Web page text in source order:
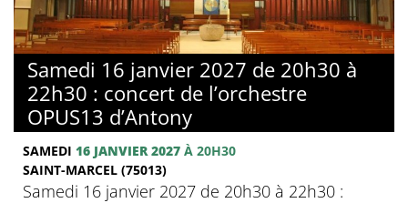
Samedi 16 janvier 2027 de 20h30 à
22h30 : concert de l’orchestre
OPUS13 d’Antony
SAMEDI 16 JANVIER 2027 À 20H30
SAINT-MARCEL (75013)
Samedi 16 janvier 2027 de 20h30 à 22h30 :